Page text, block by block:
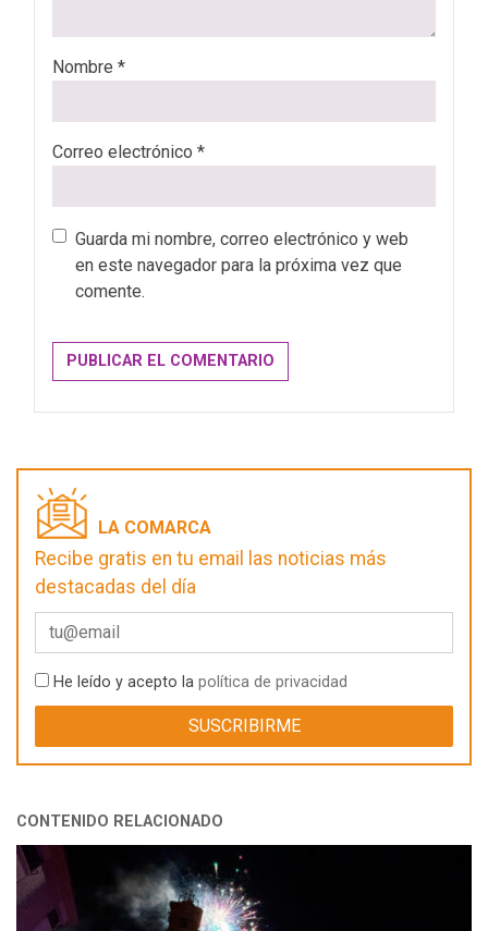
Nombre *
Correo electrónico *
Guarda mi nombre, correo electrónico y web
en este navegador para la próxima vez que
comente.
LA COMARCA
Recibe gratis en tu email las noticias más
destacadas del día
He leído y acepto la política de privacidad
CONTENIDO RELACIONADO